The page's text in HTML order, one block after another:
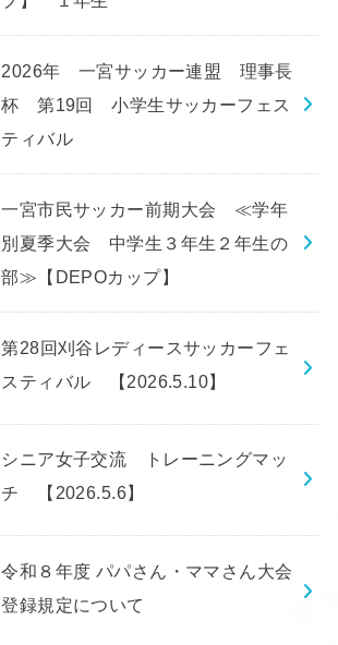
2026年 一宮サッカー連盟 理事長
杯 第19回 小学生サッカーフェス
ティバル
一宮市民サッカー前期大会 ≪学年
別夏季大会 中学生３年生２年生の
部≫【DEPOカップ】
第28回刈谷レディースサッカーフェ
スティバル 【2026.5.10】
シニア女子交流 トレーニングマッ
チ 【2026.5.6】
令和８年度 パパさん・ママさん大会
登録規定について